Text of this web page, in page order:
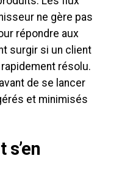
ne gère pas
répondre aux
surgir si un client
résolu.
de se lancer
et minimisés